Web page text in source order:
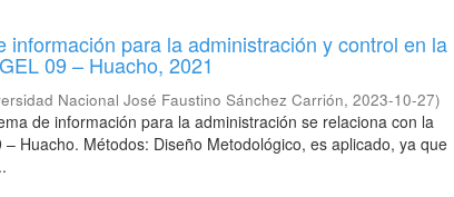
información para la administración y control en la
09 – Huacho, 2021
Nacional José Faustino Sánchez Carrión,2023-10-27)
de información para la administración se relaciona con la
Huacho. Métodos: Diseño Metodológico, es aplicado, ya que